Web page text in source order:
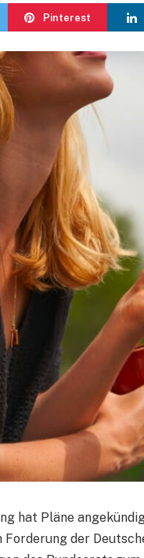
Pinterest
hat Pläne
der